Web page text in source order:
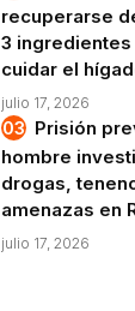
recuperarse
3 ingredientes
cuidar el
julio 17, 2026
Prisión
hombre
drogas,
amenazas en
julio 17, 2026